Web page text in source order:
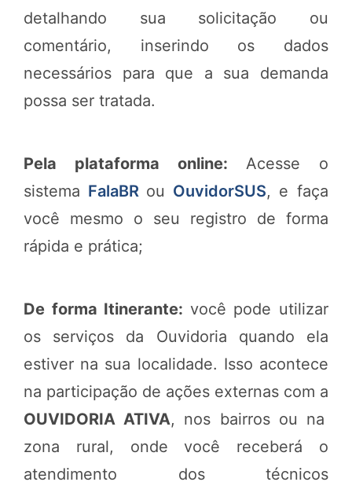
detalhando sua solicitação ou
comentário, inserindo os dados
necessários para que a sua demanda
possa ser tratada.
Pela plataforma online: Acesse o
sistema FalaBR ou OuvidorSUS, e faça
você mesmo o seu registro de forma
rápida e prática;
De forma Itinerante: você pode utilizar
os serviços da Ouvidoria quando ela
estiver na sua localidade. Isso acontece
na participação de ações externas com a
OUVIDORIA ATIVA, nos bairros ou na
zona rural, onde você receberá o
atendimento dos técnicos